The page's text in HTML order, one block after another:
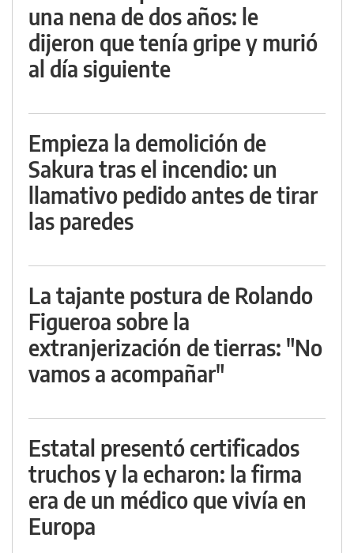
una nena de dos años: le
dijeron que tenía gripe y murió
al día siguiente
Empieza la demolición de
Sakura tras el incendio: un
llamativo pedido antes de tirar
las paredes
La tajante postura de Rolando
Figueroa sobre la
extranjerización de tierras: "No
vamos a acompañar"
Estatal presentó certificados
truchos y la echaron: la firma
era de un médico que vivía en
Europa